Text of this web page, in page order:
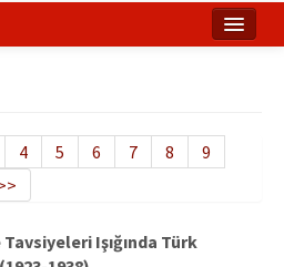
4 5 6 7 8
9
Işığında Türk